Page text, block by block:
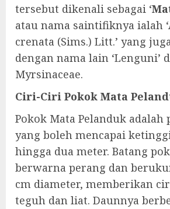
tersebut dikenali sebagai ‘
atau nama saintifiknya ialah
crenata (Sims.) Litt.’ yang
dengan nama lain ‘Lenguni’
Myrsinaceae.
Ciri-Ciri Pokok Mata
Pokok Mata Pelanduk adalah
yang boleh mencapai
hingga dua meter. Batang
berwarna perang dan
cm diameter, memberikan
teguh dan liat. Daunnya